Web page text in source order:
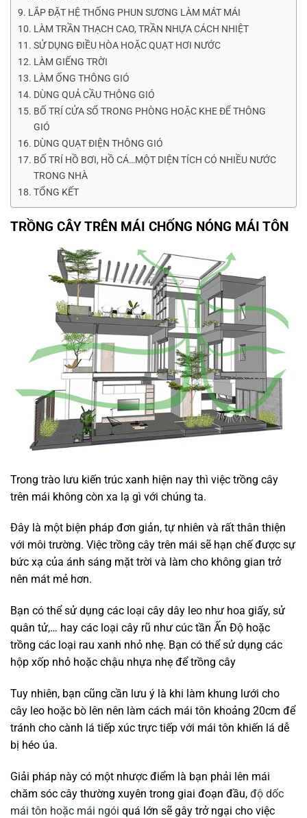
LẮP ĐẶT HỆ THỐNG PHUN SƯƠNG LÀM MÁT MÁI
LÀM TRẦN THẠCH CAO, TRẦN NHỰA CÁCH NHIỆT
SỬ DỤNG ĐIỀU HÒA HOẶC QUẠT HƠI NƯỚC
LÀM GIẾNG TRỜI
LÀM ỐNG THÔNG GIÓ
DÙNG QUẢ CẦU THÔNG GIÓ
BỐ TRÍ CỬA SỔ TRONG PHÒNG HOẶC KHE ĐỂ THÔNG
GIÓ
DÙNG QUẠT ĐIỆN THÔNG GIÓ
BỐ TRÍ HỒ BƠI, HỒ CÁ…MỘT DIỆN TÍCH CÓ NHIỀU NƯỚC
TRONG NHÀ
TỔNG KẾT
TRỒNG CÂY TRÊN MÁI CHỐNG NÓNG MÁI TÔN
Trong trào lưu kiến trúc xanh hiện nay thì việc trồng cây
trên mái không còn xa lạ gì với chúng ta.
Đây là một biện pháp đơn giản, tự nhiên và rất thân thiện
với môi trường. Việc trồng cây trên mái sẽ hạn chế được sự
bức xạ của ánh sáng mặt trời và làm cho không gian trở
nên mát mẻ hơn.
Bạn có thể sử dụng các loại cây dây leo như hoa giấy, sử
quân tử,… hay các loại cây rũ như cúc tần Ấn Độ hoặc
trồng các loại rau xanh nhỏ nhẹ. Bạn có thể sử dụng các
hộp xốp nhỏ hoặc chậu nhựa nhẹ để trồng cây
Tuy nhiên, bạn cũng cần lưu ý là khi làm khung lưới cho
cây leo hoặc bò lên nên làm cách mái tôn khoảng 20cm để
tránh cho cành lá tiếp xúc trực tiếp với mái tôn khiến lá dễ
bị héo úa.
Giải pháp này có một nhược điểm là bạn phải lên mái
chăm sóc cây thường xuyên trong giai đoạn đầu, độ dốc
mái tôn hoặc mái ngói quá lớn sẽ gây trở ngại cho việc